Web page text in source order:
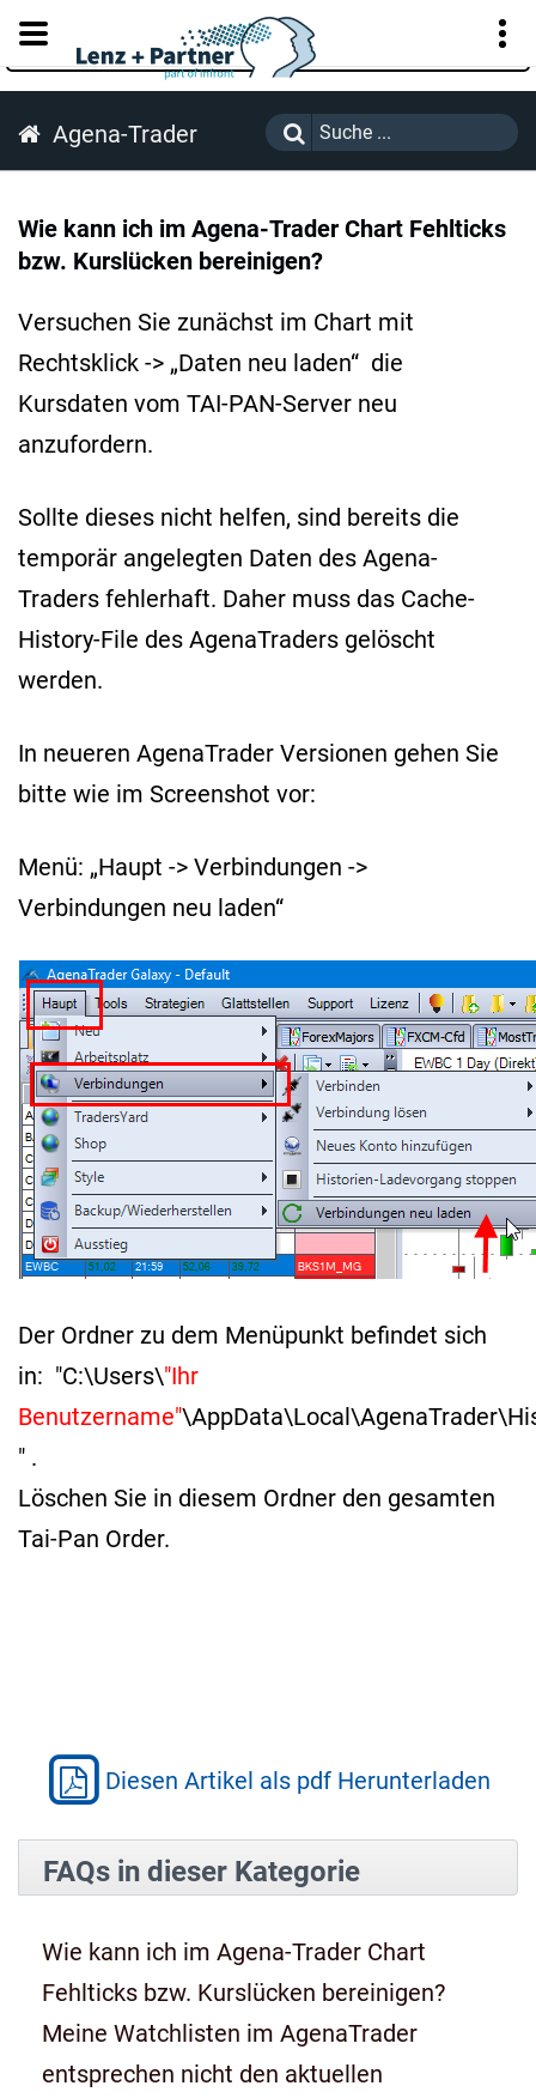
KUNDENPORTAL
Agena-Trader
Wie kann ich im Agena-Trader Chart Fehlticks
bzw. Kurslücken bereinigen?
Versuchen Sie zunächst im Chart mit
Rechtsklick -> „Daten neu laden“ die
Kursdaten vom TAI-PAN-Server neu
anzufordern.
Sollte dieses nicht helfen, sind bereits die
temporär angelegten Daten des Agena-
Traders fehlerhaft. Daher muss das Cache-
History-File des AgenaTraders gelöscht
werden.
In neueren AgenaTrader Versionen gehen Sie
bitte wie im Screenshot vor:
Menü: „Haupt -> Verbindungen ->
Verbindungen neu laden“
Der Ordner zu dem Menüpunkt befindet sich
in: "C:\Users\"Ihr
Benutzername"
" .
Löschen Sie in diesem Ordner den gesamten
Tai-Pan Order.
Diesen Artikel als pdf Herunterladen
FAQs in dieser Kategorie
Wie kann ich im Agena-Trader Chart
Fehlticks bzw. Kurslücken bereinigen?
Meine Watchlisten im AgenaTrader
entsprechen nicht den aktuellen